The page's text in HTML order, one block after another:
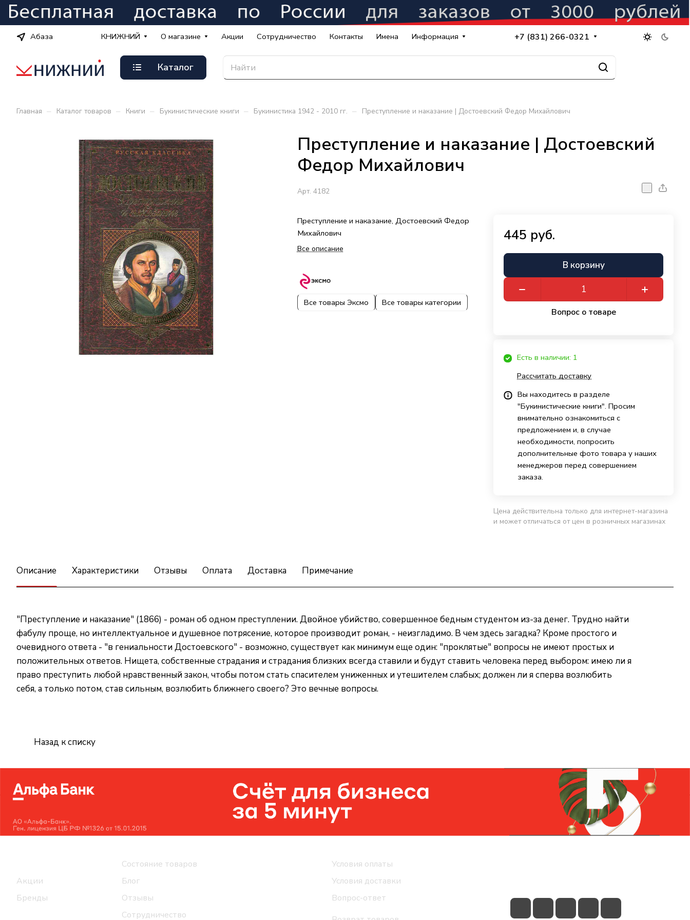
Абаза КНИЖНИЙ О магазине Акции Сотрудничество Контакты Имена Информация +7 (831) 266-0321
Каталог
Главная – Каталог товаров – Книги – Букинистические книги – Букинистика 1942 - 2010 гг. – Преступление и наказание | Достоевский Федор Михайлович
Преступление и наказание | Достоевский
Федор Михайлович
Арт. 4182
Преступление и наказание, Достоевский Федор
Михайлович
Все описание
Все товары Эксмо Все товары категории
445 руб.
В корзину
Вопрос о товаре
Есть в наличии: 1
Рассчитать доставку
Вы находитесь в разделе
"Букинистические книги". Просим
внимательно ознакомиться с
предложением и, в случае
необходимости, попросить
дополнительные фото товара у наших
менеджеров перед совершением
заказа.
Цена действительна только для интернет-магазина
и может отличаться от цен в розничных магазинах
Описание Характеристики Отзывы Оплата Доставка Примечание
"Преступление и наказание" (1866) - роман об одном преступлении. Двойное убийство, совершенное бедным студентом из-за денег. Трудно найти
фабулу проще, но интеллектуальное и душевное потрясение, которое производит роман, - неизгладимо. В чем здесь загадка? Кроме простого и
очевидного ответа - "в гениальности Достоевского" - возможно, существует как минимум еще один: "проклятые" вопросы не имеют простых и
положительных ответов. Нищета, собственные страдания и страдания близких всегда ставили и будут ставить человека перед выбором: имею ли я
право преступить любой нравственный закон, чтобы потом стать спасителем униженных и утешителем слабых; должен ли я сперва возлюбить
себя, а только потом, став сильным, возлюбить ближнего своего? Это вечные вопросы.
Назад к списку
Акции
Бренды
Состояние товаров
Блог
Отзывы
Сотрудничество
Условия оплаты
Условия доставки
Вопрос-ответ